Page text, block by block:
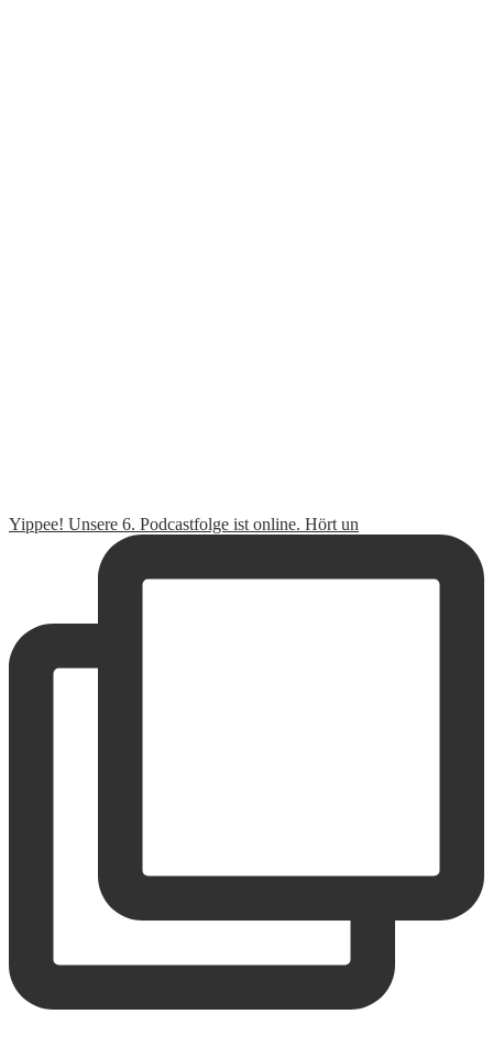
Yippee! Unsere 6. Podcastfolge ist online. Hört un